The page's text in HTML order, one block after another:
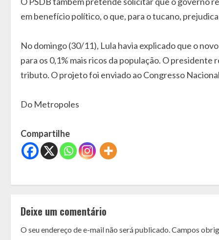
em benefício político, o que, para o tucano,
No domingo (30/11), Lula havia explicado que o
para os 0,1% mais ricos da população. O
tributo. O projeto foi enviado ao Congresso
Do Metropoles
Compartilhe
C
n
Deixe um comentário
O seu endereço de e-mail não será publicado. Campos